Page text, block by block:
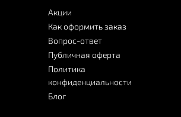
Акции
Как оформить заказ
Вопрос-ответ
Публичная оферта
Политика
конфиденциальности
Блог